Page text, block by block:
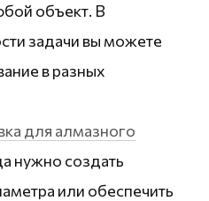
объект. В
задачи вы можете
в разных
для алмазного
нужно создать
или обеспечить